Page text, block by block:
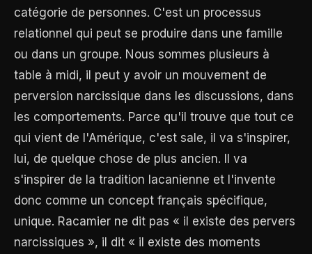
catégorie de personnes. C'est un processus
relationnel qui peut se produire dans une famille
ou dans un groupe. Nous sommes plusieurs à
table à midi, il peut y avoir un mouvement de
perversion narcissique dans les discussions, dans
les comportements. Parce qu'il trouve que tout ce
qui vient de l'Amérique, c'est sale, il va s'inspirer,
lui, de quelque chose de plus ancien. Il va
s'inspirer de la tradition lacanienne et l'invente
donc comme un concept français spécifique,
unique. Racamier ne dit pas « il existe des pervers
narcissiques », il dit « il existe des moments